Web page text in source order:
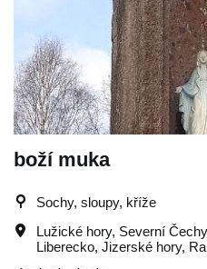
boží muka
Sochy, sloupy, kříže
Lužické hory, Severní Čechy
Liberecko, Jizerské hory,